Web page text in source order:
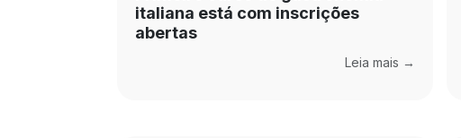
italiana está com inscrições
abertas
Leia mais →